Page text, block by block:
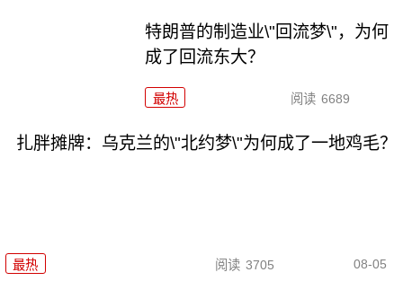
特朗普的制造业\"回流梦\"，为何
成了回流东大？
最热 阅读 6689
扎胖摊牌：乌克兰的\"北约梦\"为何成了一地鸡毛？
最热 阅读 3705 08-05